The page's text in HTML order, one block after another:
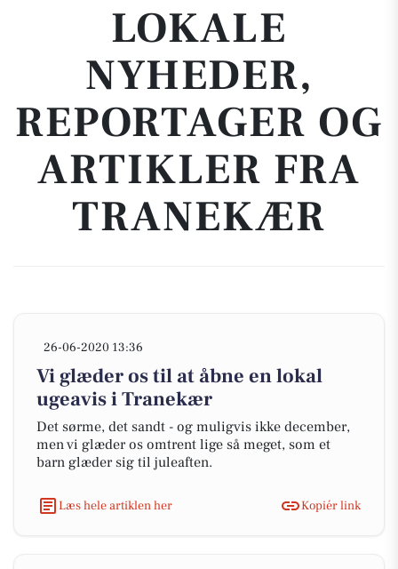
LOKALE
NYHEDER,
REPORTAGER OG
ARTIKLER FRA
TRANEKÆR
26-06-2020 13:36
Vi glæder os til at åbne en lokal
ugeavis i Tranekær
Det sørme, det sandt - og muligvis ikke december,
men vi glæder os omtrent lige så meget, som et
barn glæder sig til juleaften.
Læs hele artiklen her Kopiér link